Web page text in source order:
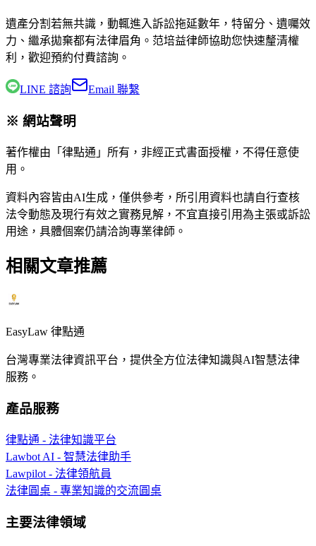
遺產分割若無共識，動輒進入訴訟拖延數年，特留分、遺囑效
力、繼承拋棄都有法律眉角。 范培益律師協助您快速釐清權
利，歡迎預約付費諮詢。
LINE 諮詢 Email 聯繫
※ 網站聲明
著作權由「律點通」所有，非經正式書面授權，不得任意使
用。
資料內容皆由AI生成，僅供參考，所引用資料也請自行查核
法令動態及現行有效之實務見解，不宜直接引用為主張或訴訟
用途，具體個案仍請洽詢專業律師。
相關文章推薦
EasyLaw 律點通
台灣專業法律資訊平台，提供全方位法律知識與AI智慧法律
服務。
產品服務
律點通 - 法律知識平台
Lawbot AI - 智慧法律助手
Lawpilot - 法律領航員
法律圓桌 - 專業知識的交流圓桌
主要法律領域